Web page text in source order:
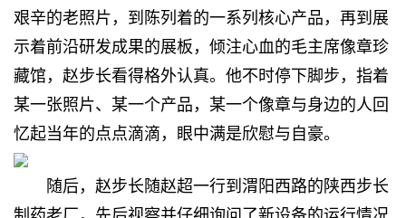
艰辛的老照片，到陈列着的一系列核心产品，再到展
示着前沿研发成果的展板，倾注心血的毛主席像章珍
藏馆，赵步长看得格外认真。他不时停下脚步，指着
某一张照片、某一个产品，某一个像章与身边的人回
忆起当年的点点滴滴，眼中满是欣慰与自豪。
随后，赵步长随赵超一行到渭阳西路的陕西步长